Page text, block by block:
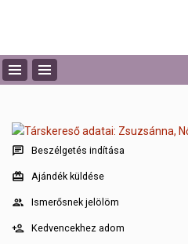
Beszélgetés indítása
Ajándék küldése
Ismerősnek jelölöm
Kedvencekhez adom